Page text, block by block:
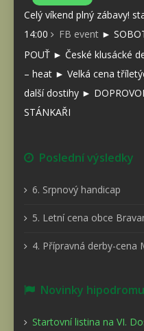
Celý víkend plný zábavy!
14:00
FB event ►
POUŤ ► České klusácké
– heat ► Velká cena
další dostihy ►
STÁNKAŘI
Poslední výsledky
6. Srpnový handicap
5. Letní cena obce
4. Přípravná derby-cena
Novinky hipodromu
Startovní listina na VI.